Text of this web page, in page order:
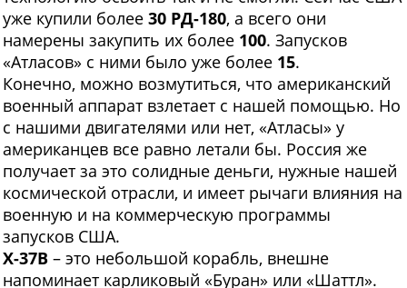
уже купили более 30 РД-180, а всего они
намерены закупить их более 100. Запусков
«Атласов» с ними было уже более 15.
Конечно, можно возмутиться, что американский
военный аппарат взлетает с нашей помощью. Но
с нашими двигателями или нет, «Атласы» у
американцев все равно летали бы. Россия же
получает за это солидные деньги, нужные нашей
космической отрасли, и имеет рычаги влияния на
военную и на коммерческую программы
запусков США.
Х-37В – это небольшой корабль, внешне
напоминает карликовый «Буран» или «Шаттл».